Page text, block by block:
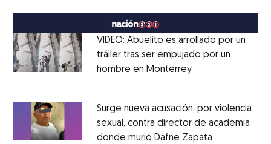
MéxicoOpens in new window
VIDEO: Abuelito es arrollado por un
tráiler tras ser empujado por un
hombre en MonterreyOpens in new
Surge nueva acusación, por violencia
sexual, contra director de academia
donde murió Dafne Zapata